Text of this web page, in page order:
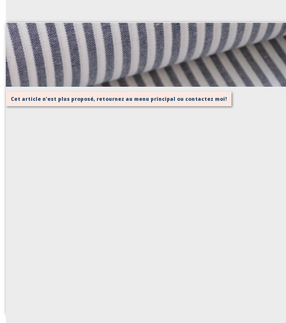
rayure bleu océan
Sur demande
Cet article n'est plus proposé, retournez au menu principal ou contactez moi!